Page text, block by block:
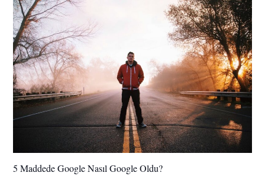
5 Maddede Google Nasıl Google Oldu?